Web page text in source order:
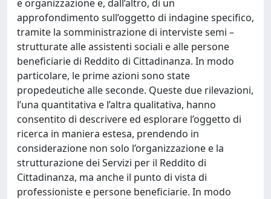
e organizzazione e, dall’altro, di un
approfondimento sull’oggetto di indagine specifico,
tramite la somministrazione di interviste semi –
strutturate alle assistenti sociali e alle persone
beneficiarie di Reddito di Cittadinanza. In modo
particolare, le prime azioni sono state
propedeutiche alle seconde. Queste due rilevazioni,
l’una quantitativa e l’altra qualitativa, hanno
consentito di descrivere ed esplorare l’oggetto di
ricerca in maniera estesa, prendendo in
considerazione non solo l’organizzazione e la
strutturazione dei Servizi per il Reddito di
Cittadinanza, ma anche il punto di vista di
professioniste e persone beneficiarie. In modo